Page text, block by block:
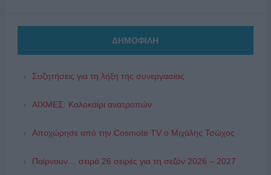
ΔΗΜΟΦΙΛΗ
Συζητήσεις για τη λήξη της συνεργασίας
ΑΙΧΜΕΣ: Καλοκαίρι ανατροπών
Αποχώρησε από την Cosmote TV o Μιχάλης Τσώχος
Παίρνουν… σειρά 26 σειρές για τη σεζόν 2026 – 2027